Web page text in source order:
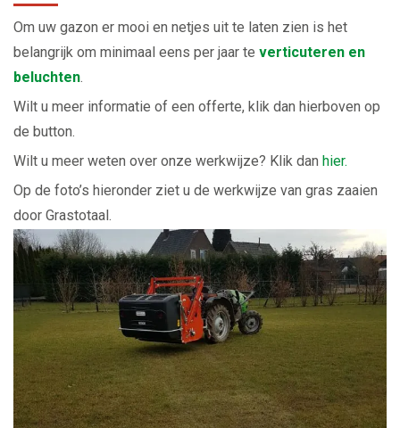
Om uw gazon er mooi en netjes uit te laten zien is het
belangrijk om minimaal eens per jaar te verticuteren en
beluchten.
Wilt u meer informatie of een offerte, klik dan hierboven op
de button.
Wilt u meer weten over onze werkwijze? Klik dan hier.
Op de foto’s hieronder ziet u de werkwijze van gras zaaien
door Grastotaal.